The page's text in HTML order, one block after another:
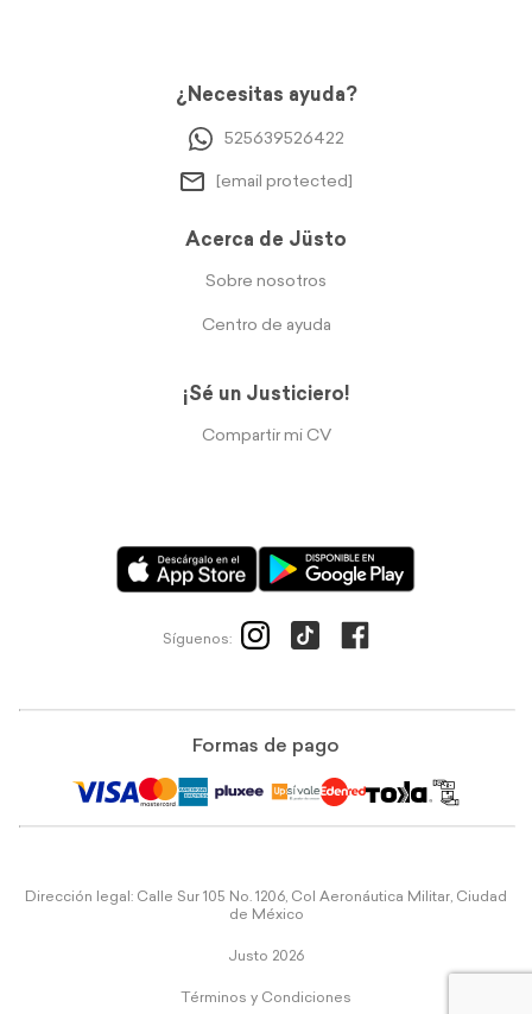
¿Necesitas ayuda?
525639526422
[email protected]
Acerca de Jüsto
Sobre nosotros
Centro de ayuda
¡Sé un Justiciero!
Compartir mi CV
Síguenos:
Formas de pago
Dirección legal: Calle Sur 105 No. 1206, Col Aeronáutica Militar, Ciudad
de México
Justo 2026
Términos y Condiciones